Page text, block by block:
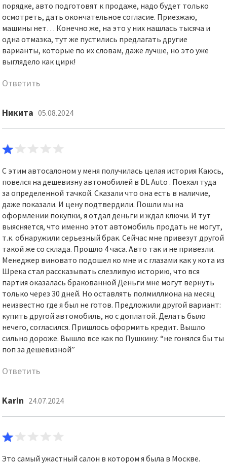
порядке, авто подготовят к продаже, надо будет только
осмотреть, дать окончательное согласие. Приезжаю,
машины нет… Конечно же, на это у них нашлась тысяча и
одна отмазка, тут же пустились предлагать другие
варианты, которые по их словам, даже лучше, но это уже
выглядело как цирк!
Ответить
Никита 05.08.2024
С этим автосалоном у меня получилась целая история Каюсь,
повелся на дешевизну автомобилей в DL Auto . Поехал туда
за определенной тачкой. Сказали что она есть в наличие,
даже показали. И цену подтвердили. Пошли мы на
оформлении покупки, я отдал деньги и ждал ключи. И тут
выясняется, что именно этот автомобиль продать не могут,
т.к. обнаружили серьезный брак. Сейчас мне привезут другой
такой же со склада. Прошло 4 часа. Авто так и не привезли.
Менеджер виновато подошел ко мне и с глазами как у кота из
Шрека стал рассказывать слезливую историю, что вся
партия оказалась бракованной Деньги мне могут вернуть
только через 30 дней. Но оставлять полмиллиона на месяц
неизвестно где я был не готов. Предложили другой вариант:
купить другой автомобиль, но с доплатой. Делать было
нечего, согласился. Пришлось оформить кредит. Вышло
сильно дороже. Вышло все как по Пушкину: “не гонялся бы ты
поп за дешевизной”
Ответить
Karin 24.07.2024
Это самый ужастный салон в котором я была в Москве.